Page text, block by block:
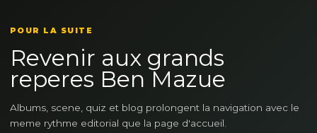
POUR LA SUITE
Revenir aux grands
reperes Ben Mazue
Albums, scene, quiz et blog prolongent la navigation avec le
meme rythme editorial que la page d'accueil.